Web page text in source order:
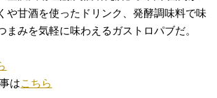
や甘酒を使ったドリンク、発酵調味料で味
まみを気軽に味わえるガストロパブだ。
はこちら